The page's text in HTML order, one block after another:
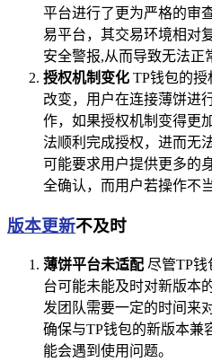
平台进行了更为严格的审
易平台，其交易环境相对
安全警报,从而导致无法正
授权机制变化 TP钱包的授
改变，用户在连接薄饼进
作，如果授权机制变得更
法顺利完成授权，进而无
可能要求用户提供更多的
全确认，而用户若操作不
版本更新不及时
薄饼平台未适配 尽管TP
台可能未能及时对新版本
发团队需要一定的时间来
确保与TP钱包的新版本兼
能会遇到使用问题。